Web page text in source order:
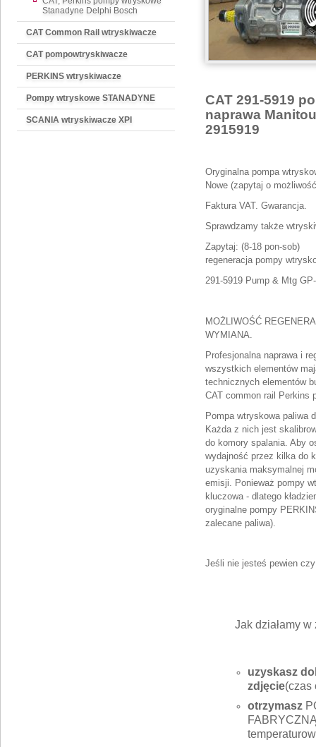
Stanadyne Delphi Bosch
CAT Common Rail wtryskiwacze
CAT pompowtryskiwacze
PERKINS wtryskiwacze
Pompy wtryskowe STANADYNE
SCANIA wtryskiwacze XPI
CAT 291-5919
naprawa
2915919
Oryginalna pompa
Nowe (zapytaj o
Faktura VAT. Gwarancja.
Sprawdzamy także
Zapytaj: (8-18 pon-sob)
regeneracja pompy
291-5919 Pump & Mtg
MOŻLIWOŚĆ
WYMIANA.
Profesjonalna naprawa i
wszystkich elementów
technicznych elementów
CAT common rail Perkins
Pompa wtryskowa paliwa
Każda z nich jest
do komory spalania. Aby
wydajność przez kilka do
uzyskania maksymalnej
emisji. Ponieważ pompy
kluczowa - dlatego
oryginalne pompy
zalecane paliwa).
Jeśli nie jesteś pewien
Jak działamy
uzyskasz
zdjęcie(czas
otrzymasz